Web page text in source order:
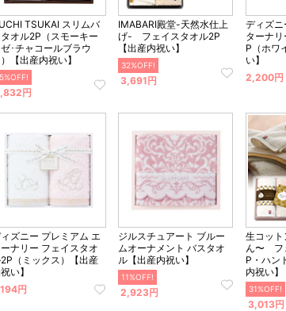
TSUKAI スリムバ
タオル2P（スモーキー
ゼ･チャコールブラウ
【出産内祝い】
円
IMABARI殿堂-天然水仕上
げ- フェイスタオル2P
【出産内祝い】
32%OFF!
3,691円
ディズニ
ターナ
P（ホワ
い】
2,200円
ズニー プレミアム エ
ナリー フェイスタオ
2P（ミックス）【出産
い】
円
ジルスチュアート ブルー
ムオーナメント バスタオ
ル【出産内祝い】
11%OFF!
2,923円
生コット
ん〜 フ
P・ハン
内祝い】
31%OFF!
3,013円